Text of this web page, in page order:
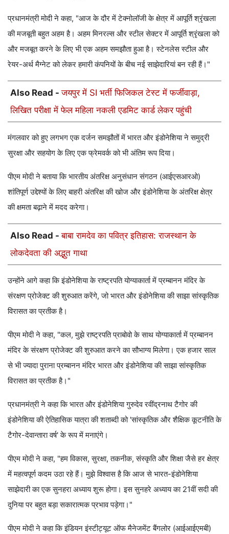
प्रधानमंत्री मोदी ने कहा, "आज के दौर में टेक्नोलॉजी के क्षेत्र में आपूर्ति श्रृंखला
की मजबूती बहुत अहम है। अहम मिनरल्स और स्टील सेक्टर में आपूर्ति श्रृंखला को
और मजबूत करने के लिए भी एक अहम समझौता हुआ है। स्टेनलेस स्टील और
रेयर-अर्थ मैग्नेट को लेकर हमारी कंपनियों के बीच नई साझेदारियां बन रही हैं।"
Also Read -जयपुर में SI भर्ती फिजिकल टेस्ट में फर्जीवाड़ा,
लिखित परीक्षा में फेल महिला नकली एडमिट कार्ड लेकर पहुंची
मंगलवार को हुए लगभग एक दर्जन समझौतों में भारत और इंडोनेशिया ने समुद्री
सुरक्षा और सहयोग के लिए एक फ्रेमवर्क को भी अंतिम रूप दिया।
पीएम मोदी ने बताया कि भारतीय अंतरिक्ष अनुसंधान संगठन (आईएसआरओ)
शांतिपूर्ण उद्देश्यों के लिए बाहरी अंतरिक्ष की खोज और इंडोनेशिया के अंतरिक्ष क्षेत्र
की क्षमता बढ़ाने में मदद करेगा।
Also Read -बाबा रामदेव का पवित्र इतिहास: राजस्थान के
लोकदेवता की अद्भुत गाथा
उन्होंने आगे कहा कि इंडोनेशिया के राष्ट्रपति योग्याकार्ता में प्रम्बानन मंदिर के
संरक्षण प्रोजेक्ट की शुरुआत करेंगे, जो भारत और इंडोनेशिया की साझा सांस्कृतिक
विरासत का प्रतीक है।
पीएम मोदी ने कहा, "कल, मुझे राष्ट्रपति प्राबोवो के साथ योग्याकार्ता में प्रम्बानन
मंदिर के संरक्षण प्रोजेक्ट की शुरुआत करने का सौभाग्य मिलेगा। एक हजार साल
से भी ज्यादा पुराना प्रम्बानन मंदिर भारत और इंडोनेशिया की साझा सांस्कृतिक
विरासत का प्रतीक है।"
प्रधानमंत्री ने कहा कि भारत और इंडोनेशिया गुरुदेव रवींद्रनाथ टैगोर की
इंडोनेशिया की ऐतिहासिक यात्रा की शताब्दी को 'सांस्कृतिक और शैक्षिक कूटनीति के
टैगोर-देवान्तारा वर्ष' के रूप में मनाएंगे।
पीएम मोदी ने कहा, "हम विकास, सुरक्षा, तकनीक, संस्कृति और शिक्षा जैसे हर क्षेत्र
में महत्वपूर्ण कदम उठा रहे हैं। मुझे विश्वास है कि आज से भारत-इंडोनेशिया
साझेदारी का एक सुनहरा अध्याय शुरू होगा। इस सुनहरे अध्याय का 21वीं सदी की
दुनिया पर बहुत बड़ा सकारात्मक प्रभाव पड़ेगा।"
पीएम मोदी ने कहा कि इंडियन इंस्टीट्यूट ऑफ मैनेजमेंट बैंगलोर (आईआईएमबी)